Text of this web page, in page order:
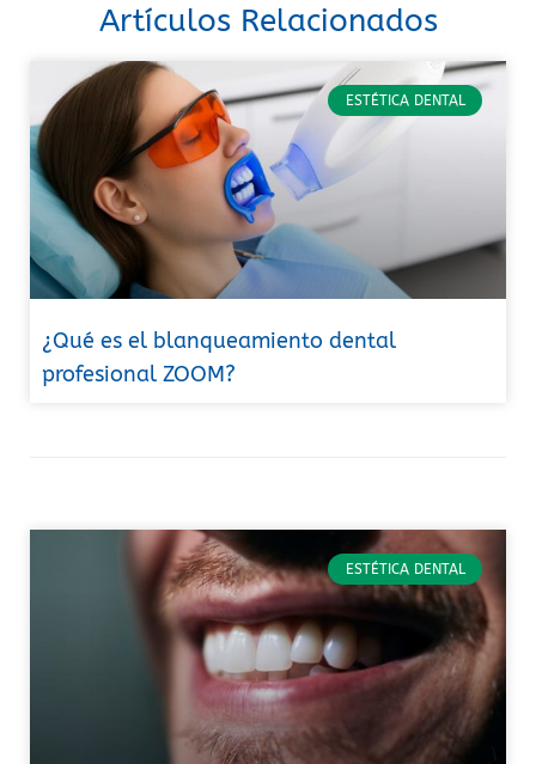
Artículos Relacionados
ESTÉTICA DENTAL
¿Qué es el blanqueamiento dental
profesional ZOOM?
ESTÉTICA DENTAL